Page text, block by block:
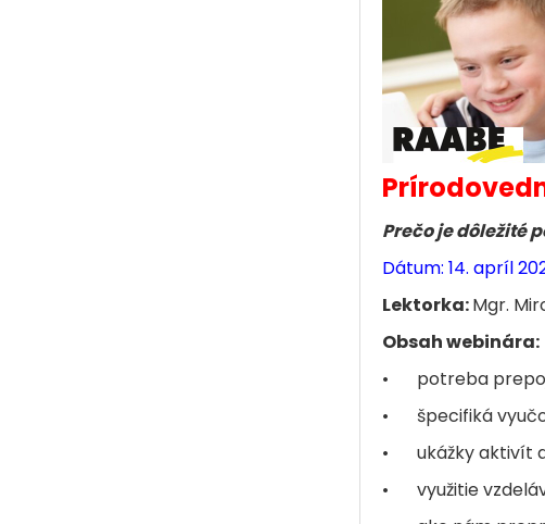
Prečo je dôležité
Dátum: 14. apríl
Lektorka:Mgr.
Obsah webinára:
•
potreba
•
špecifiká
•
ukážky aktivít
•
využitie